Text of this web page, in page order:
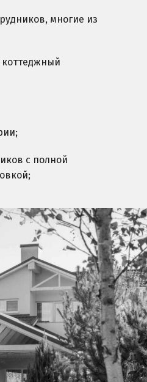
многие из
с полной